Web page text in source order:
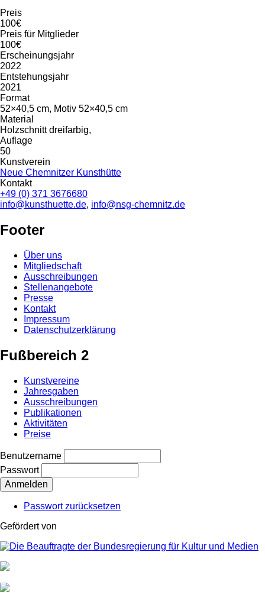
Preis
100€
Preis für Mitglieder
100€
Erscheinungsjahr
2022
Entstehungsjahr
2021
Format
52×40,5 cm, Motiv 52×40,5 cm
Material
Holzschnitt dreifarbig,
Auflage
50
Kunstverein
Neue Chemnitzer Kunsthütte
Kontakt
+49 (0) 371 3676680
info@kunsthuette.de, info@nsg-chemnitz.de
Footer
Über uns
Mitgliedschaft
Ausschreibungen
Stellenangebote
Presse
Kontakt
Impressum
Datenschutzerklärung
Fußbereich 2
Kunstvereine
Jahresgaben
Ausschreibungen
Publikationen
Aktivitäten
Preise
Benutzername
Passwort
Passwort zurücksetzen
Gefördert von